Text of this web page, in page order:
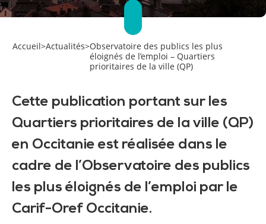
Accueil>Actualités>Observatoire des publics les plus
éloignés de l’emploi – Quartiers
prioritaires de la ville (QP)
Cette publication portant sur les
Quartiers prioritaires de la ville (QP)
en Occitanie est réalisée dans le
cadre de l’Observatoire des publics
les plus éloignés de l’emploi par le
Carif-Oref Occitanie.